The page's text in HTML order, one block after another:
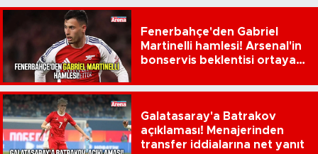
Fenerbahçe'den Gabriel
Martinelli hamlesi! Arsenal'in
bonservis beklentisi ortaya
Galatasaray'a Batrakov
açıklaması! Menajerinden
transfer iddialarına net yanıt